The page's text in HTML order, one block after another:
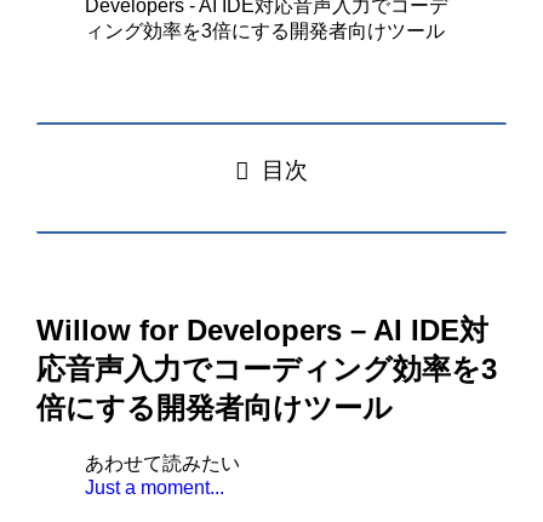
目次
Willow for Developers – AI IDE対
応音声入力でコーディング効率を3
倍にする開発者向けツール
あわせて読みたい
Just a moment...